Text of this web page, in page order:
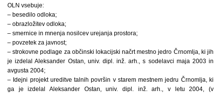
OLN vsebuje:
– besedilo odloka;
– obrazložitev odloka;
– smernice in mnenja nosilcev urejanja prostora;
– povzetek za javnost;
– strokovne podlage za občinski lokacijski načrt mestno jedro Črnomlja, ki jih
je izdelal Aleksander Ostan, univ. dipl. inž. arh., s sodelavci maja 2003 in
avgusta 2004;
– Idejni projekt ureditve talnih površin v starem mestnem jedru Črnomlja, ki
ga je izdelal Aleksander Ostan, univ. dipl. inž. arh., v letu 2004, (v